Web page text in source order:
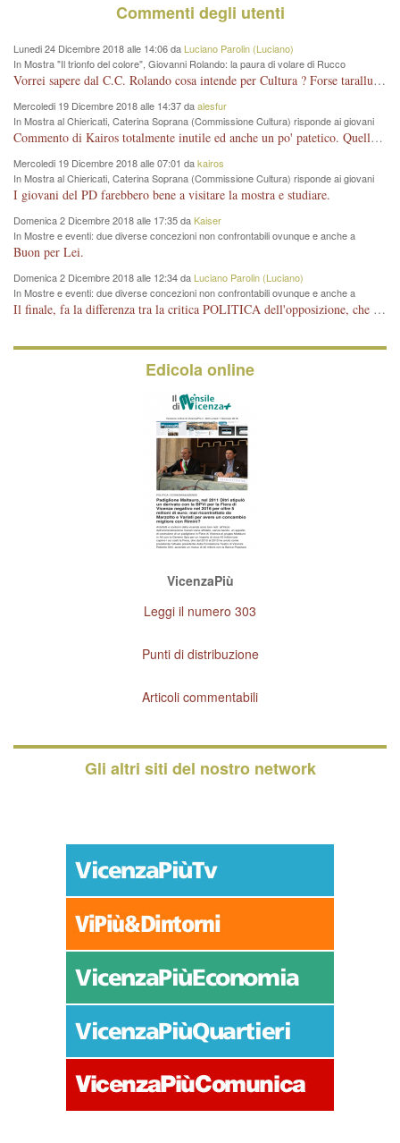
Commenti degli utenti
Lunedi 24 Dicembre 2018 alle 14:06 da Luciano Parolin (Luciano)
In Mostra "Il trionfo del colore", Giovanni Rolando: la paura di volare di Rucco
Vorrei sapere dal C.C. Rolando cosa intende per Cultura ? Forse tarallucci, vino e sagre, o spaghetti tricolori del PD ? Il continuo (s)parlare della mostra a Palazzo Chiericati caro consigliere DANNEGGIA FORTEMENTE l'immagine della città TUTTA e fa deviare i consensi che in RUSSIA (badi bene ex U.R.S.S.) sono ECCELLENTI. A livello artistico l'evento è di alta Valenza culturale, COMPITO di Tutta la Cittadinanza fare il possibile per propagandare l'iniziativa senza farne UN CASO PARTITICO come fa Lei da sempre. Meno Gazebo + Partecipazione! E così sia. Amen.
Mercoledi 19 Dicembre 2018 alle 14:37 daalesfur
In Mostra al Chiericati, Caterina Soprana (Commissione Cultura) risponde ai giovani
del Pd: "realizzata a costo zero per il Comune"
Commento di Kairos totalmente inutile ed anche un po' patetico. Quella che è completamente mancata è stata la promozione internazionale dell'evento effettuata da chi lo sa fare, l'amministrazione in questo è stata totalmente assente relegando al provincialismo una mostra che meritava ben altre platee ed i risultati sono sotto gli occhi di tutti. Su questo bisogna parlare, il fatto di averla organizzata al Chiericati certo non ha aiutato ma è un aspetto secondario rispetto a quello della promozione. In città con le mostre organizzate da Goldin - che certo ha fatto principalmente i suoi interessi, ma ne ha comunque beneficiato la città in immagine e commercio per il centro - arrivavano giornalmente pullman carichi di turisti. Dove sono i turisti ora?
Mercoledi 19 Dicembre 2018 alle 07:01 dakairos
In Mostra al Chiericati, Caterina Soprana (Commissione Cultura) risponde ai giovani
del Pd: "realizzata a costo zero per il Comune"
I giovani del PD farebbero bene a visitare la mostra e studiare.
Domenica 2 Dicembre 2018 alle 17:35 daKaiser
In Mostre e eventi: due diverse concezioni non confrontabili ovunque e anche a
Vicenza
Buon per Lei.
Domenica 2 Dicembre 2018 alle 12:34 da Luciano Parolin (Luciano)
In Mostre e eventi: due diverse concezioni non confrontabili ovunque e anche a
Vicenza
Il finale, fa la differenza tra la critica POLITICA dell'opposizione, che ha perso le elezioni ed è minoranza e non trova altri argomenti per politicizzare sul sito qua o là ? La critica d'arte invece è un'altra cosa che lascio agli altri. Per ora mi basta la lezione magistrale del prof. Giulianati.
Edicola online
VicenzaPiù
Leggi il numero 303
Punti di distribuzione
Articoli commentabili
Gli altri siti del nostro network